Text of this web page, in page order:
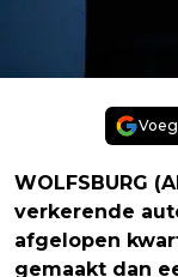
WOLFSBURG
verkerende
afgelopen
gemaakt dan